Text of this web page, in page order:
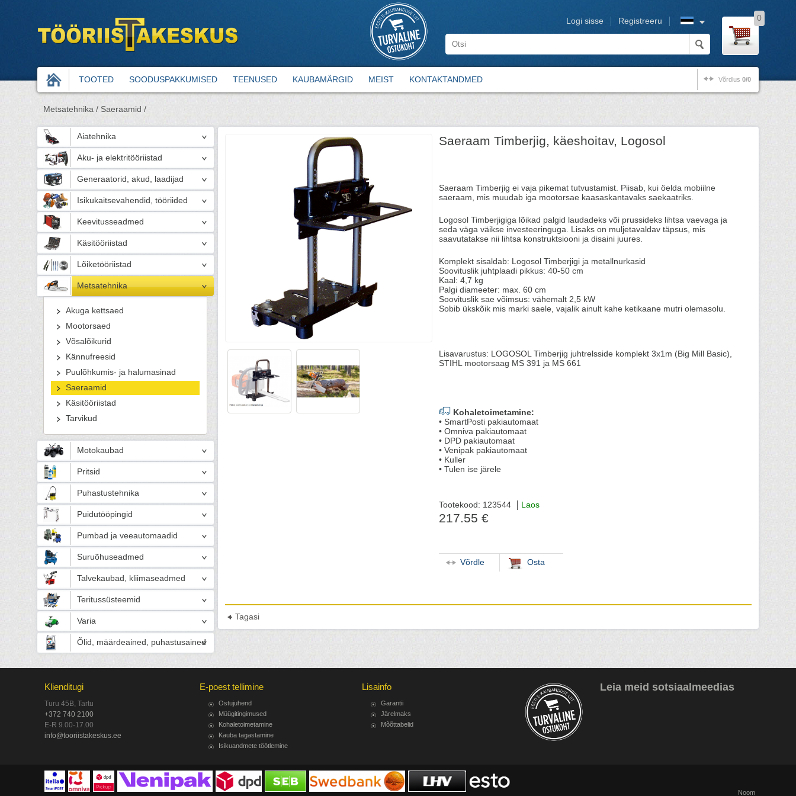
Registreeru
Logi sisse 0
TOOTED SOODUSPAKKUMISED TEENUSED KAUBAMÄRGID MEIST KONTAKTANDMED Võrdlus 0/0
Metsatehnika / Saeraamid /
Aiatehnika
Aku- ja elektritööriistad
Generaatorid, akud, laadijad
Isikukaitsevahendid, tööriided
Keevitusseadmed
Käsitööriistad
Lõiketööriistad
Metsatehnika
Akuga kettsaed
Mootorsaed
Võsalõikurid
Kännufreesid
Puulõhkumis- ja halumasinad
Saeraamid
Käsitööriistad
Tarvikud
Motokaubad
Pritsid
Puhastustehnika
Puidutööpingid
Pumbad ja veeautomaadid
Suruõhuseadmed
Talvekaubad, kliimaseadmed
Teritussüsteemid
Varia
Õlid, määrdeained, puhastusained
Saeraam Timberjig, käeshoitav, Logosol
Saeraam Timberjig ei vaja pikemat tutvustamist. Piisab, kui öelda mobiilne
saeraam, mis muudab iga mootorsae kaasaskantavaks saekaatriks.
Logosol Timberjigiga lõikad palgid laudadeks või prussideks lihtsa vaevaga ja
seda väga väikse investeeringuga. Lisaks on muljetavaldav täpsus, mis
saavutatakse nii lihtsa konstruktsiooni ja disaini juures.
Komplekt sisaldab: Logosol Timberjigi ja metallnurkasid
Soovituslik juhtplaadi pikkus: 40-50 cm
Kaal: 4,7 kg
Palgi diameeter: max. 60 cm
Soovituslik sae võimsus: vähemalt 2,5 kW
Sobib ükskõik mis marki saele, vajalik ainult kahe ketikaane mutri olemasolu.
Lisavarustus: LOGOSOL Timberjig juhtrelsside komplekt 3x1m (Big Mill Basic),
STIHL mootorsaag MS 391 ja MS 661
Kohaletoimetamine:
• SmartPosti pakiautomaat
• Omniva pakiautomaat
• DPD pakiautomaat
• Venipak pakiautomaat
• Kuller
• Tulen ise järele
Tootekood: 123544 Laos
217.55 €
Võrdle Osta
Tagasi
Klienditugi
Turu 45B, Tartu
+372 740 2100
E-R 9.00-17.00
info@tooriistakeskus.ee
E-poest tellimine
Ostujuhend
Müügitingimused
Kohaletoimetamine
Kauba tagastamine
Isikuandmete töötlemine
Lisainfo
Garantii
Järelmaks
Mõõttabelid
Leia meid sotsiaalmeedias
Noom